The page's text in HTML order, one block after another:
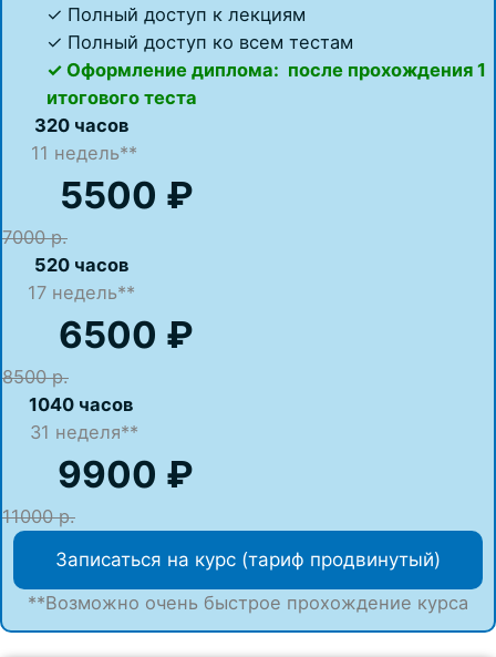
✓ Полный доступ к лекциям
✓ Полный доступ ко всем тестам
✓ Оформление диплома: после прохождения 1
итогового теста
320 часов
11 недель**
5500 ₽
7000 р.
520 часов
17недель**
6500 ₽
8500 р.
1040 часов
31 неделя**
9900 ₽
11000 р.
Записаться на курс (тариф продвинутый)
**Возможно очень быстрое прохождение курса